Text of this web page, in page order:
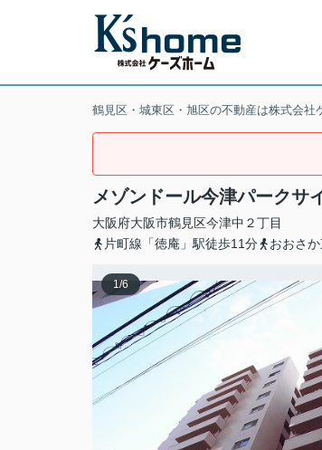
鶴見区・城東区・旭区の不動産は株式会社
メゾンドール今津パークサ
大阪府大阪市鶴見区今津中 ２丁目
片町線「徳庵」駅徒歩11分
おおさ
1/6